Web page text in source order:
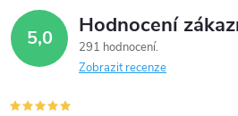
5,0 Hodnocení
291 hodnocení
Zobrazit recenze